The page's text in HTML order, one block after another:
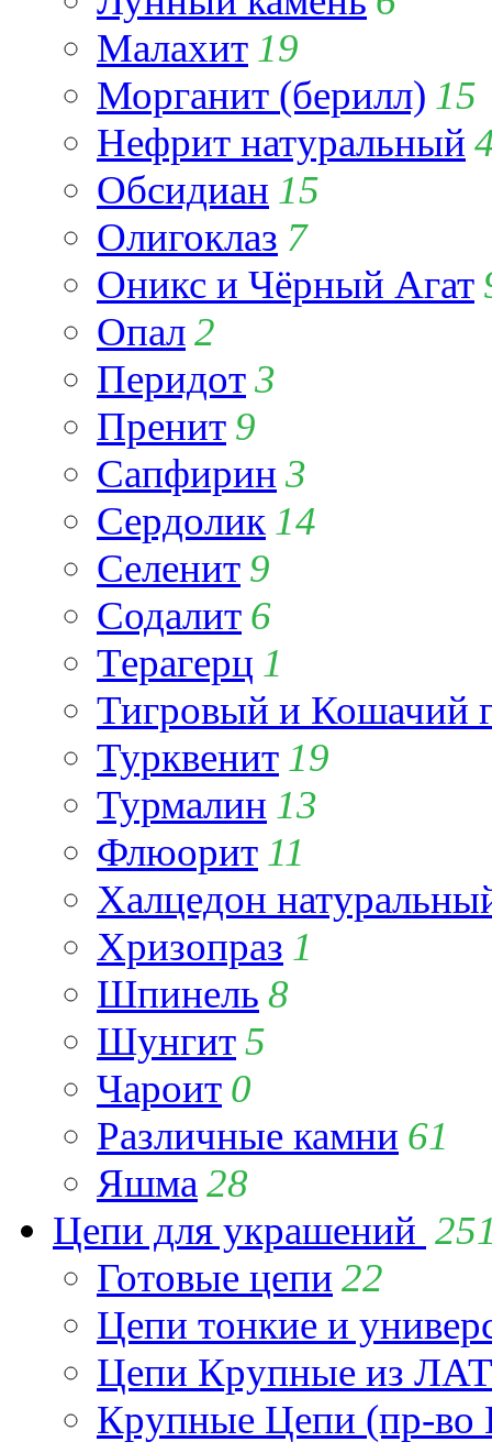
Малахит 19
Морганит (берилл) 15
Нефрит натуральный
Обсидиан 15
Олигоклаз 7
Оникс и Чёрный Агат
Опал2
Перидот3
Пренит 9
Сапфирин 3
Сердолик 14
Селенит 9
Содалит 6
Терагерц 1
Тигровый и Кошачий
Турквенит 19
Турмалин 13
Флюорит 11
Халцедон
Хризопраз 1
Шпинель 8
Шунгит5
Чароит 0
Различные камни 61
Яшма 28
Цепи для украшений
Готовые цепи 22
Цепи тонкие и
Цепи Крупные из
Крупные Цепи (пр-во